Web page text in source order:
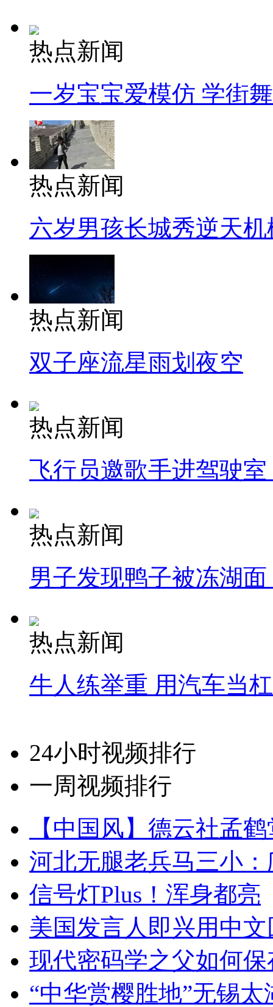
热点新闻
一岁宝宝爱模仿 学街
热点新闻
六岁男孩长城秀逆天机
热点新闻
双子座流星雨划夜空
热点新闻
飞行员邀歌手进驾驶
热点新闻
男子发现鸭子被冻湖
热点新闻
牛人练举重 用汽车当
24小时视频排行
一周视频排行
【中国风】德云社孟
河北无腿老兵马三小
信号灯Plus！浑身都亮
美国发言人即兴用中
现代密码学之父如何
“中华赏樱胜地”无锡